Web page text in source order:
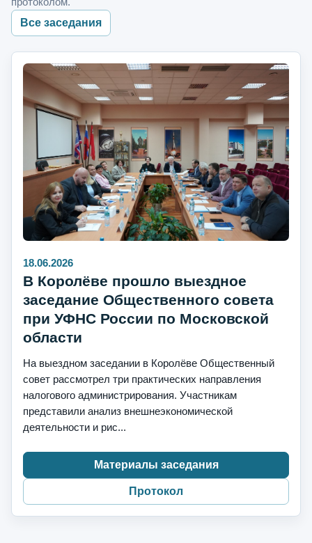
Все заседания
18.06.2026
В Королёве прошло выездное
заседание Общественного совета
при УФНС России по Московской
области
На выездном заседании в Королёве Общественный
совет рассмотрел три практических направления
налогового администрирования. Участникам
представили анализ внешнеэкономической
деятельности и рис...
Материалы заседания
Протокол